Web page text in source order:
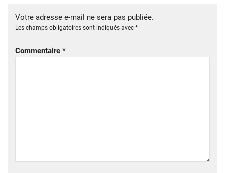
Votre adresse e-mail ne sera pas publiée.
Les champs obligatoires sont indiqués avec *
Commentaire *